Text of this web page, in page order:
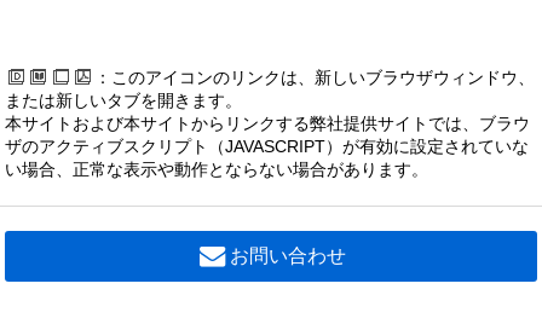
：このアイコンのリンクは、新しいブラウザウィンドウ、
または新しいタブを開きます。
本サイトおよび本サイトからリンクする弊社提供サイトでは、ブラウ
ザのアクティブスクリプト（JAVASCRIPT）が有効に設定されていな
い場合、正常な表示や動作とならない場合があります。
お問い合わせ